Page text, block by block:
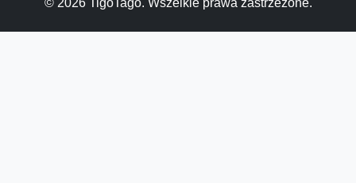
© 2026 TigoTago. Wszelkie prawa zastrzeżone.